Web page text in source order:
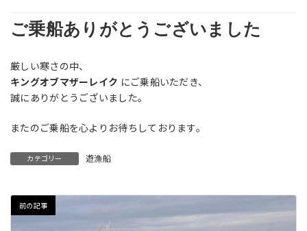
ご乗船ありがとうございました
厳しい寒さの中、
キングオブマザーレイク にご乗船いただき、
誠にありがとうございました。
またのご乗船を心よりお待ちしております。
カテゴリー 遊漁船
前の記事